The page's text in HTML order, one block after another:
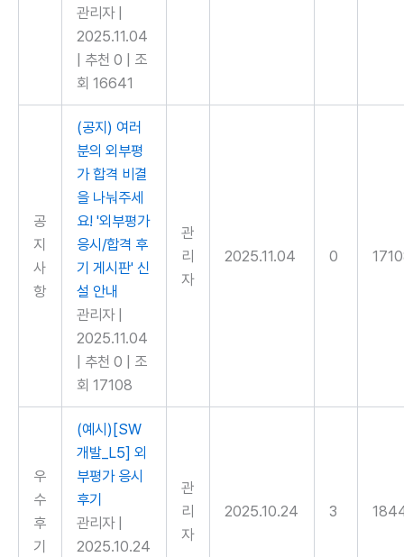
관리자
2025.11.04
추천 0
조
회 16641
공
지
사
항
(공지) 여러
분의 외부평
가 합격 비결
을 나눠주세
요! '외부평가
응시/합격 후
기 게시판' 신
설 안내
관리자
2025.11.04
추천 0
조
회 17108
관
리
자
2025.11.04 0
우
수
후
기
(예시)[SW
개발_L5] 외
부평가 응시
후기
관리자
2025.10.24
관
리
자
2025.10.24 3